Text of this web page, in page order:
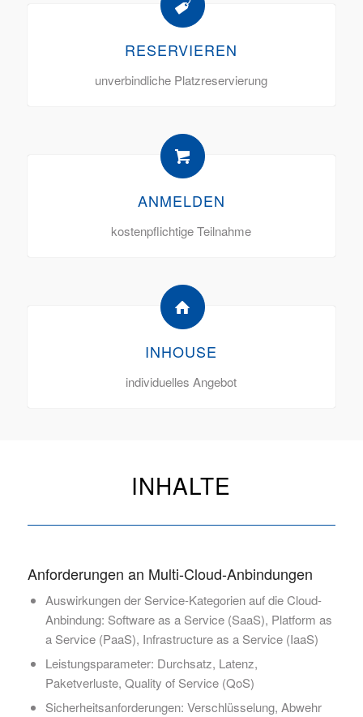
RESERVIEREN
unverbindliche Platzreservierung
ANMELDEN
kostenpflichtige Teilnahme
INHOUSE
individuelles Angebot
INHALTE
Anforderungen an Multi-Cloud-Anbindungen
Auswirkungen der Service-Kategorien auf die Cloud-
Anbindung: Software as a Service (SaaS), Platform as
a Service (PaaS), Infrastructure as a Service (IaaS)
Leistungsparameter: Durchsatz, Latenz,
Paketverluste, Quality of Service (QoS)
Sicherheitsanforderungen: Verschlüsselung, Abwehr